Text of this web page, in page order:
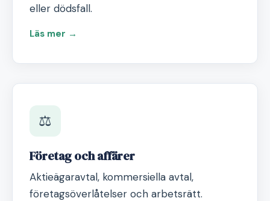
eller dödsfall.
Läs mer →
⚖️
Företag och affärer
Aktieägaravtal, kommersiella avtal,
företagsöverlåtelser och arbetsrätt.